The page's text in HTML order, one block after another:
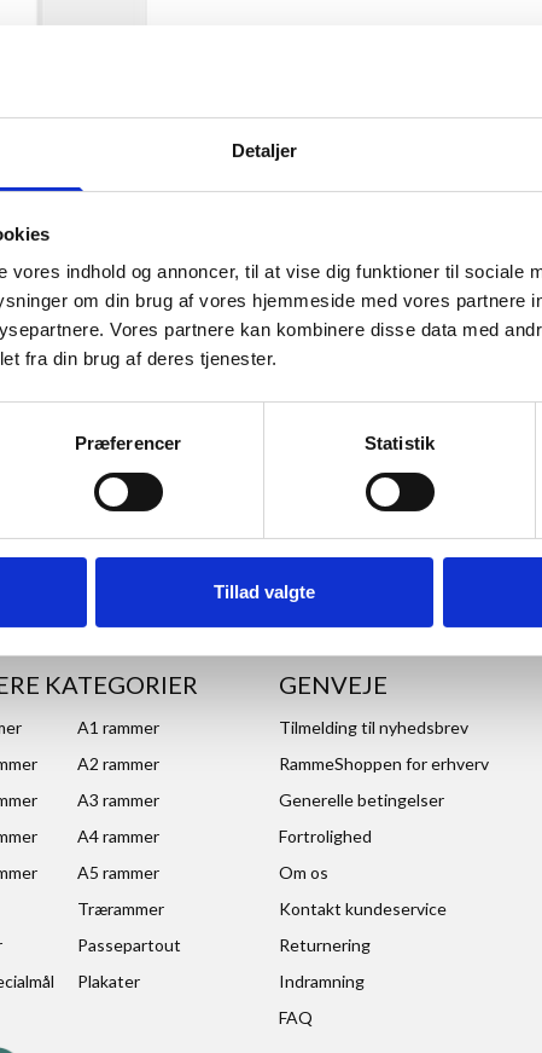
Detaljer
vores indhold og annoncer, til at vise dig funktioner til sociale
om din brug af vores hjemmeside med vores partnere
Vores partnere kan kombinere disse data med
fra din brug af deres tjenester.
Præferencer Statistik
Tillad valgte
ANMELDT TIL 5/5★
KATEGORIER
A1 rammer
A2 rammer
A3 rammer
A4 rammer
A5 rammer
Trærammer
Passepartout
Plakater
GENVEJE
Tilmelding til nyhedsbrev
RammeShoppen for erhverv
Generelle betingelser
Fortrolighed
Om os
Kontakt kundeservice
Returnering
Indramning
FAQ